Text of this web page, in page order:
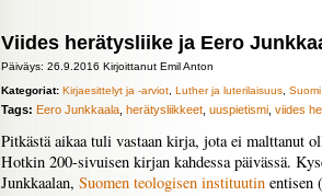
Viides herätysliike ja Eero
Päiväys: 26.9.2016 Kirjoittanut Emil Anton
Kategoriat: Kirjaesittelyt ja -arviot, Luther ja luterilaisuus, Suomi
Tags: Eero Junkkaala herätysliikkeet uuspietismi viides
Pitkästä aikaa tuli vastaan kirja, jota ei malttanut
Hotkin 200-sivuisen kirjan kahdessa päivässä.
Junkkaalan, Suomen teologisen instituutin entisen